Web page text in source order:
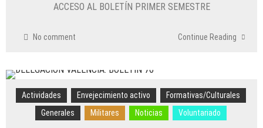
ACCESO AL BOLETÍN PRIMER SEMESTRE
No comment Continue Reading
Actividades Envejecimiento activo
Formativas/Culturales
Generales
Militares Noticias Voluntariado